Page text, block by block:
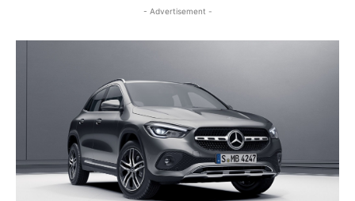
- Advertisement -